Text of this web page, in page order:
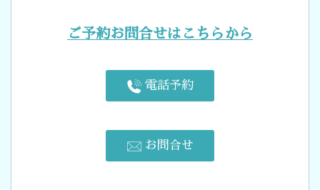
ご予約お問合せはこちらから
電話予約
お問合せ